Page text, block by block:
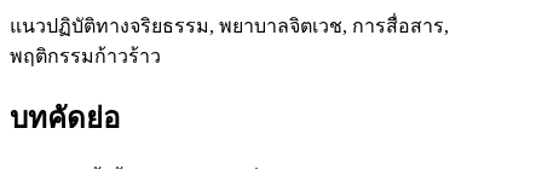
แนวปฏิบัติทางจริยธรรม, พยาบาลจิตเวช, การสื่อสาร,
พฤติกรรมก้าวร้าว
บทคัดย่อ